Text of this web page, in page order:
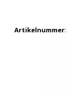
Artikelnummer: